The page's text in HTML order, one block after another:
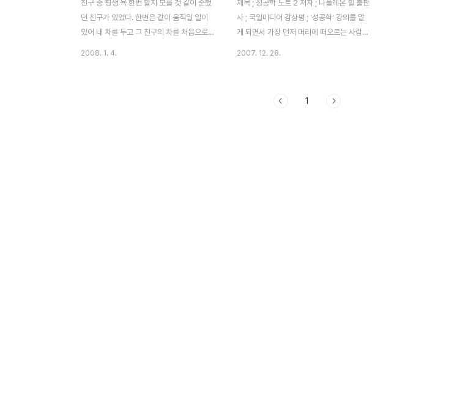
친구 중 평생 욕 한번 할지 모를 것 같이 순했
던 친구가 있었다. 한번은 같이 움직일 일이
있어 내 차를 두고 그 친구의 차를 처음으로
2008. 1. 4.
제목 ; 성공학 노트 2 저자 ; 나폴레온 힐 출판
사 ; 국일미디어 감상평 ; '성공학' 강의를 맡
게 되면서 가장 먼저 머리에 떠오르는 사람이
면 나에게 호되게 꾸지람을 주었을 것이다.
2007. 12. 28.
1